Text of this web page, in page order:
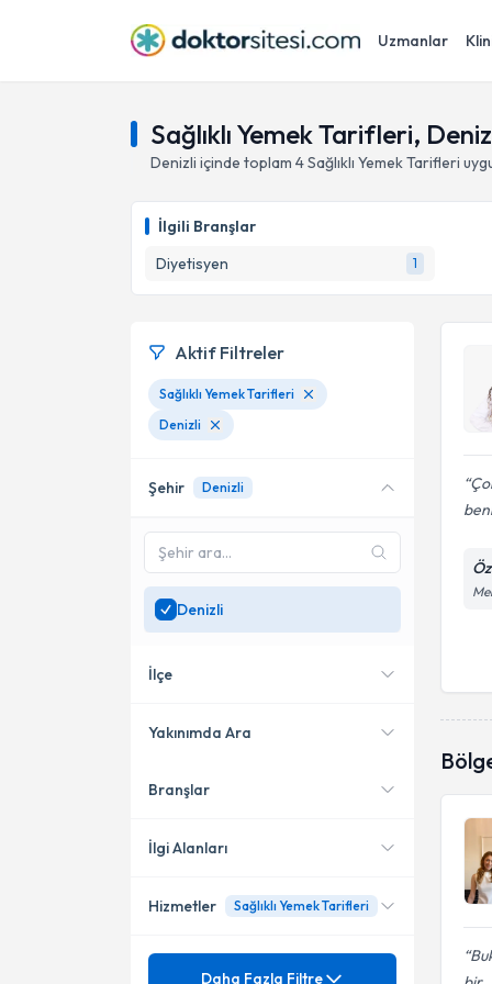
Uzmanlar
Sağlıklı Yemek Tarifleri,
Denizli içinde toplam 4Sağlıklı Yemek Tarifleri
İlgili Branşlar
Diyetisyen
1
Aktif Filtreler
Sağlıklı Yemek Tarifleri
Denizli
Şehir Denizli
Denizli
İlçe
Merkezefendi
Yakınımda Ara
Konumuma yakın uzmanları
Branşlar
Diyetisyen
İlgi Alanları
Akdeniz Tipi Beslenme
Hizmetler Sağlıklı Yemek Tarifleri
Mezuniyet
Daha Fazla Filtre